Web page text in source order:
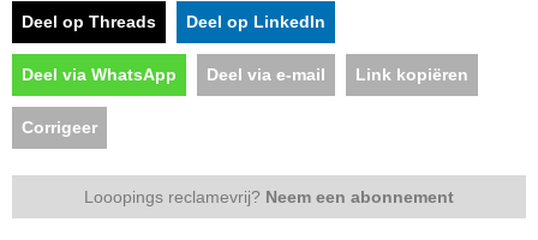
Deel op Threads Deel op LinkedIn
Deel via WhatsApp Deel via e-mail Link kopiëren
Corrigeer
Looopings reclamevrij? Neem een abonnement